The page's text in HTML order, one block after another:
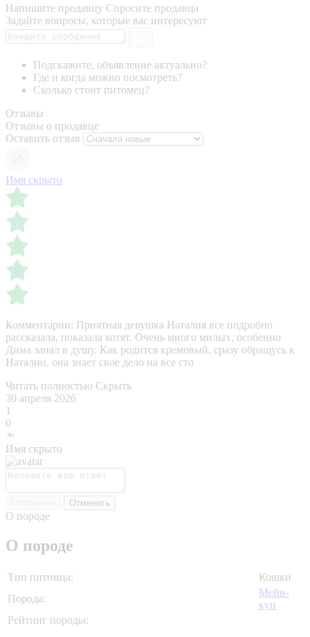
Напишите продавцу Спросите продавца
Задайте вопросы, которые вас интересуют
Подскажите, объявление актуально?
Где и когда можно посмотреть?
Сколько стоит питомец?
Отзывы
Отзывы о продавце
Оставить отзыв
Имя скрыто
Комментарии: Приятная девушка Наталия все подробно
рассказала, показала котят. Очень много милых, особенно
Дима запал в душу. Как родится кремовый, сразу обращусь к
Наталии, она знает свое дело на все сто
Читать полностью Скрыть
30 апреля 2026
1
0
Имя скрыто
Отменить
О породе
О породе
Тип питомца:
Кошки
Порода:
Мейн-
кун
Рейтинг породы: